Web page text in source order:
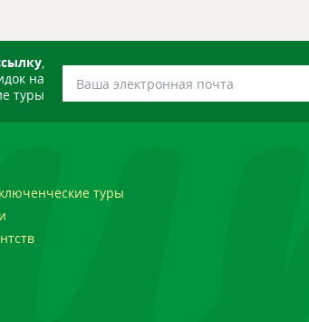
,
на
туры
туры